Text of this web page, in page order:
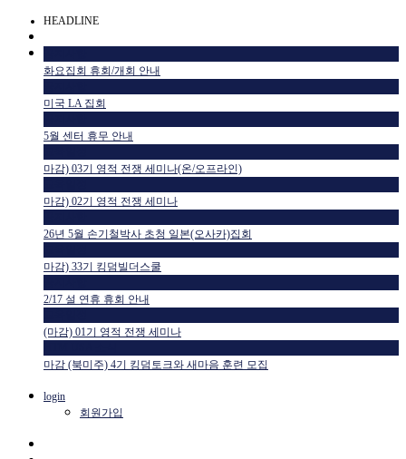
HEADLINE
화요집회 휴회/개회 안내
미국 LA 집회
5월 센터 휴무 안내
마감) 03기 영적 전쟁 세미나(온/오프라인)
마감) 02기 영적 전쟁 세미나
26년 5월 손기철박사 초청 일본(오사카)집회
마감) 33기 킹덤빌더스쿨
2/17 설 연휴 휴회 안내
(마감) 01기 영적 전쟁 세미나
마감 (북미주) 4기 킹덤토크와 새마음 훈련 모집
login
회원가입